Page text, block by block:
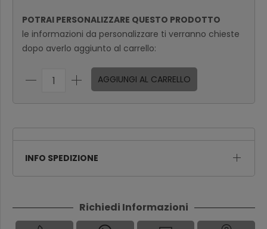
POTRAI PERSONALIZZARE QUESTO PRODOTTO
le informazioni da personalizzare ti verranno chieste
dopo averlo aggiunto al carrello:
AGGIUNGI AL CARRELLO
INFO SPEDIZIONE
Richiedi Informazioni